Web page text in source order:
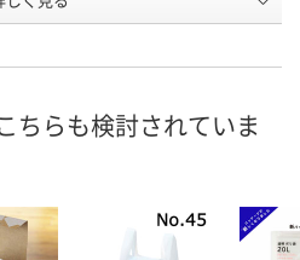
J295505 J308775
8月7日（金）
カ
ちらも検討されていま